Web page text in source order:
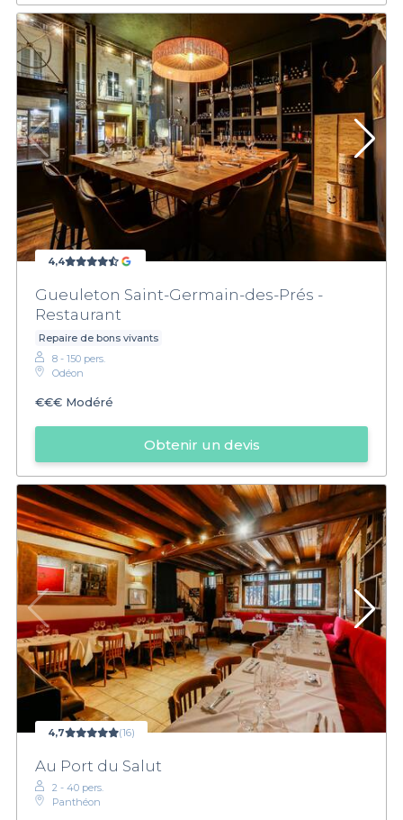
4,4
Gueuleton Saint-Germain-des-Prés -
Restaurant
Repaire de bons vivants
8 - 150 pers.
Odéon
€€€ Modéré
Obtenir un devis
4,7 (16)
Au Port du Salut
2 - 40 pers.
Panthéon